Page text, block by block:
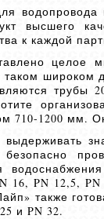
водопровода
высшего
к каждой
целое
широком
710-1200 мм.
16, PN 12,5,
также
и PN 32.